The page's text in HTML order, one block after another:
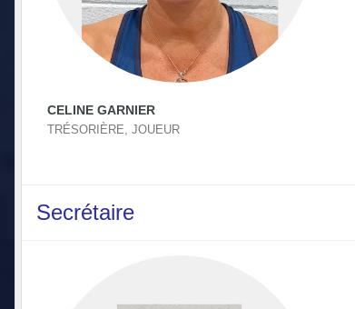
CELINE GARNIER
TRÉSORIÈRE, JOUEUR
Secrétaire